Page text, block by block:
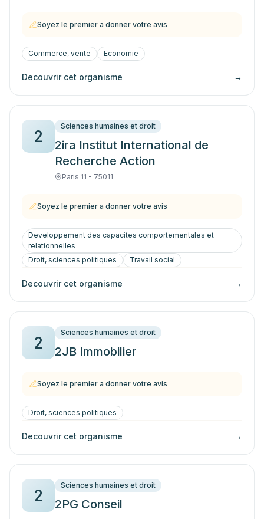
Soyez le premier a donner votre avis
Commerce, vente Economie
Decouvrir cet organisme →
2
Sciences humaines et droit
2ira Institut International de
Recherche Action
Paris 11 - 75011
Soyez le premier a donner votre avis
Developpement des capacites comportementales et
relationnelles
Droit, sciences politiques
Travail social
Decouvrir cet organisme →
2
Sciences humaines et droit
2JB Immobilier
Soyez le premier a donner votre avis
Droit, sciences politiques
Decouvrir cet organisme →
2
Sciences humaines et droit
2PG Conseil